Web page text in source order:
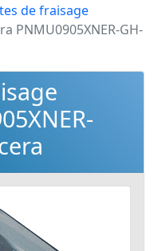
de fraisage
PNMU0905XNER-GH-